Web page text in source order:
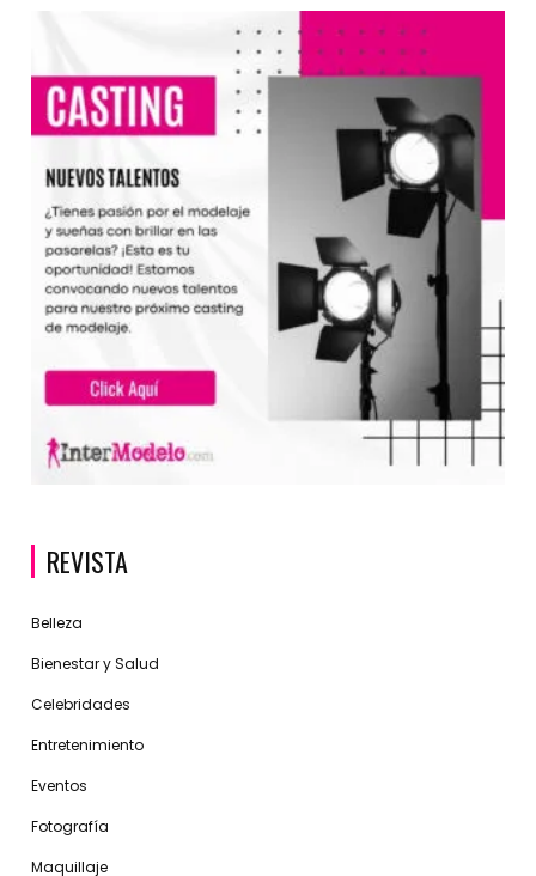
REVISTA
Belleza
Bienestar y Salud
Celebridades
Entretenimiento
Eventos
Fotografía
Maquillaje